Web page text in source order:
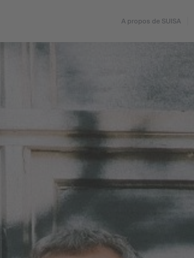
A propos de SUISA